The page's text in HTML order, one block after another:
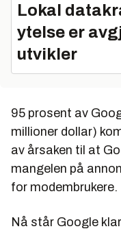
Lokal
ytelse er
utvikler
95 prosent av
millioner dollar)
av årsaken til at
mangelen på
for modembrukere.
Nå står Google